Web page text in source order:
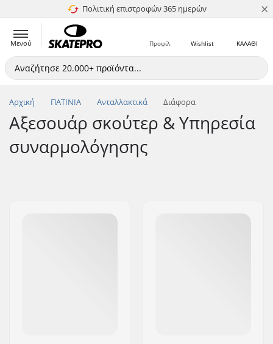
Πολιτική επιστροφών 365 ημερών
4.8 στα 5 ×
Μενού ΚΑΛΑΘΙ
Wishlist
Προφίλ
Αρχική ΠΑΤΙΝΙΑ Ανταλλακτικά Διάφορα
Αξεσουάρ σκούτερ & Υπηρεσία
συναρμολόγησης